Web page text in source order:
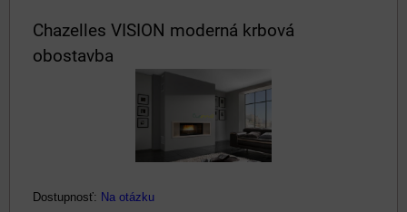
Chazelles VISION moderná krbová
obostavba
Dostupnosť: Na otázku